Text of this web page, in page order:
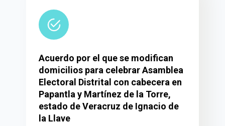
Acuerdo por el que se modifican
domicilios para celebrar Asamblea
Electoral Distrital con cabecera en
Papantla y Martínez de la Torre,
estado de Veracruz de Ignacio de
la Llave